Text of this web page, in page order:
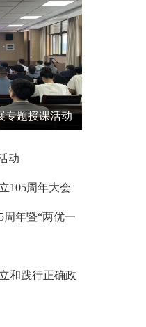
专题授课活动
动
105周年大会
年暨“两优一
和践行正确政